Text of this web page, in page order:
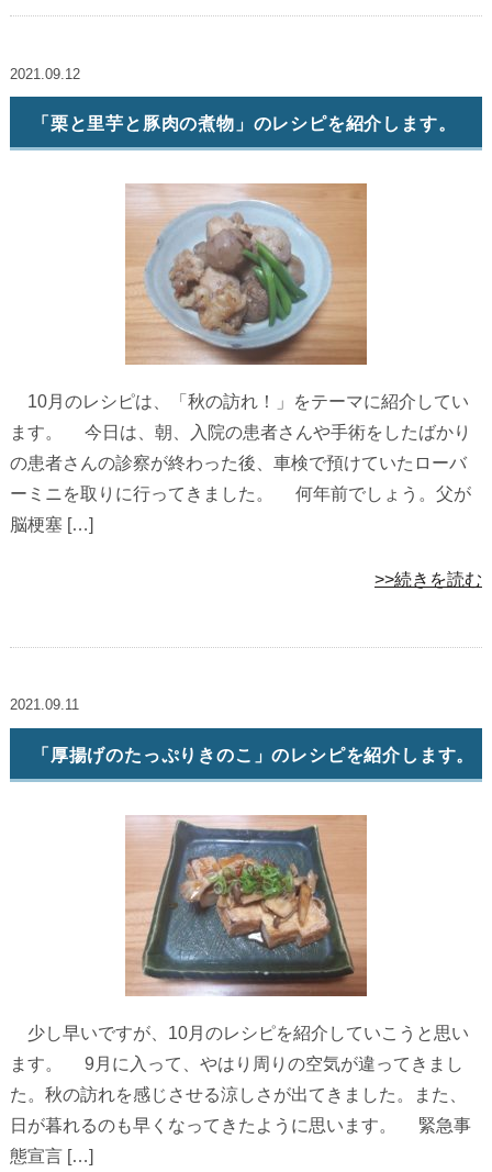
2021.09.12
「栗と里芋と豚肉の煮物」のレシピを紹介します。
10月のレシピは、「秋の訪れ！」をテーマに紹介してい
ます。 今日は、朝、入院の患者さんや手術をしたばかり
の患者さんの診察が終わった後、車検で預けていたローバ
ーミニを取りに行ってきました。 何年前でしょう。父が
脳梗塞 […]
>>続きを読む
2021.09.11
「厚揚げのたっぷりきのこ」のレシピを紹介します。
少し早いですが、10月のレシピを紹介していこうと思い
ます。 9月に入って、やはり周りの空気が違ってきまし
た。秋の訪れを感じさせる涼しさが出てきました。また、
日が暮れるのも早くなってきたように思います。 緊急事
態宣言 […]